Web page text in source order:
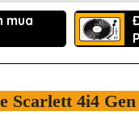
mua
Scarlett 4i4